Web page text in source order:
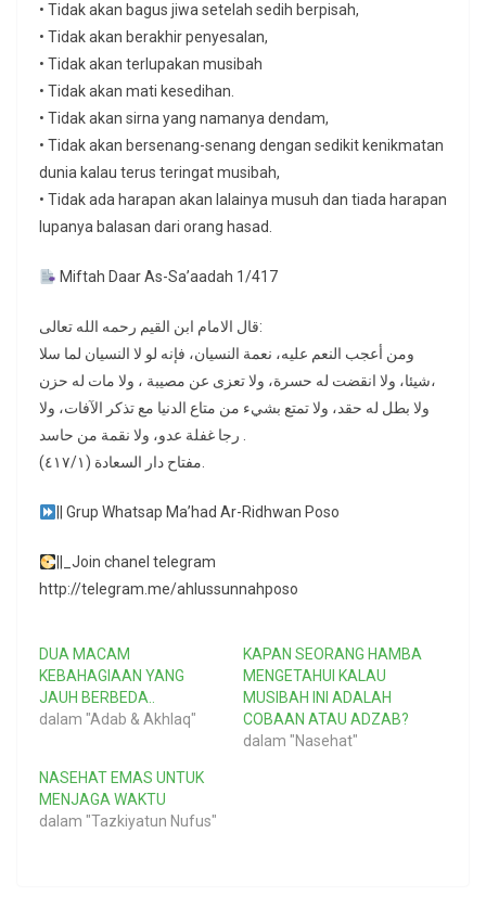
• Tidak akan bagus jiwa setelah sedih berpisah,
• Tidak akan berakhir penyesalan,
• Tidak akan terlupakan musibah
• Tidak akan mati kesedihan.
• Tidak akan sirna yang namanya dendam,
• Tidak akan bersenang-senang dengan sedikit kenikmatan
dunia kalau terus teringat musibah,
• Tidak ada harapan akan lalainya musuh dan tiada harapan
lupanya balasan dari orang hasad.
Miftah Daar As-Sa’aadah 1/417
قال الامام ابن القيم رحمه الله تعالى:
ومن أعجب النعم عليه، نعمة النسيان، فإنه لو لا النسيان لما سلا
شيئا، ولا انقضت له حسرة، ولا تعزى عن مصيبة ، ولا مات له حزن،
ولا بطل له حقد، ولا تمتع بشيء من متاع الدنيا مع تذكر الآفات، ولا
رجا غفلة عدو، ولا نقمة من حاسد .
مفتاح دار السعادة (٤١٧/١).
|| Grup Whatsap Ma’had Ar-Ridhwan Poso
||_Join chanel telegram
http://telegram.me/ahlussunnahposo
DUA MACAM
KEBAHAGIAAN YANG
JAUH BERBEDA..
dalam "Adab & Akhlaq"
KAPAN SEORANG HAMBA
MENGETAHUI KALAU
MUSIBAH INI ADALAH
COBAAN ATAU ADZAB?
dalam "Nasehat"
NASEHAT EMAS UNTUK
MENJAGA WAKTU
dalam "Tazkiyatun Nufus"